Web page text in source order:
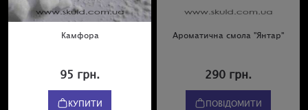
Камфора
95 грн.
КУПИТИ
Ароматична смола "Янтар"
290 грн.
ПОВІДОМИТИ